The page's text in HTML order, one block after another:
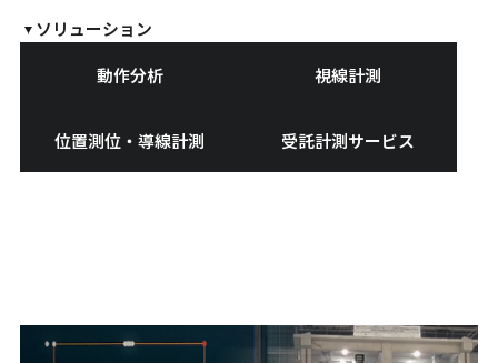
ソリューション
動作分析
視線計測
位置測位・導線計測 受託計測サービス